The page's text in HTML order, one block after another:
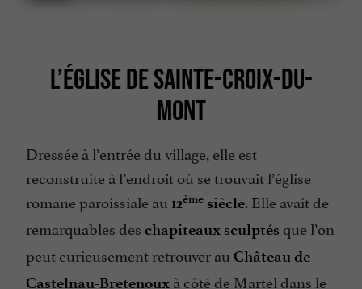
L’ÉGLISE DE SAINTE-CROIX-DU-
MONT
Dressée à l’entrée du village, elle est
reconstruite à l’endroit où se trouvait l’église
romane paroissiale au 12ème siècle. Elle avait de
remarquables des chapiteaux sculptés que l’on
peut curieusement retrouver au Château de
Castelnau-Bretenoux à côté de Martel dans le